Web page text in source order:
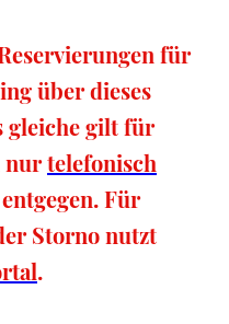
für
über dieses
gleiche gilt für
nurtelefonisch
Für
Storno nutzt
.